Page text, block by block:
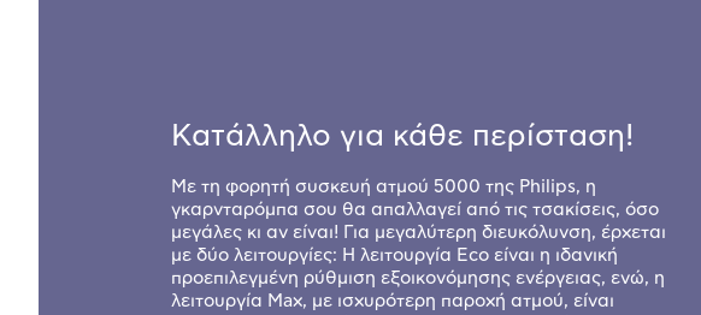
Κατάλληλο για κάθε περίσταση!
Με τη φορητή συσκευή ατμού 5000 της Philips, η
γκαρνταρόμπα σου θα απαλλαγεί από τις τσακίσεις, όσο
μεγάλες κι αν είναι! Για μεγαλύτερη διευκόλυνση, έρχεται
με δύο λειτουργίες: Η λειτουργία Eco είναι η ιδανική
προεπιλεγμένη ρύθμιση εξοικονόμησης ενέργειας, ενώ, η
λειτουργία Max, με ισχυρότερη παροχή ατμού, είναι